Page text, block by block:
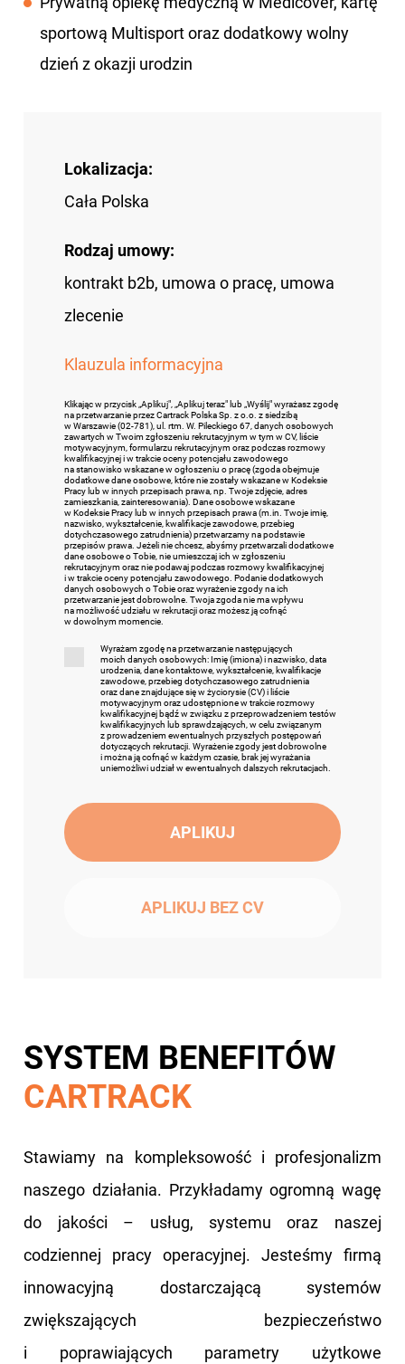
sportową Multisport oraz dodatkowy wolny
dzień z okazji urodzin
Lokalizacja:
Cała Polska
Rodzaj umowy:
kontrakt b2b, umowa o pracę, umowa
zlecenie
Klauzula informacyjna
Klikając w przycisk „Aplikuj", „Aplikuj teraz" lub „Wyślij" wyrażasz zgodę
na przetwarzanie przez Cartrack Polska Sp. z o.o. z siedzibą
w Warszawie (02-781), ul. rtm. W. Pileckiego 67, danych osobowych
zawartych w Twoim zgłoszeniu rekrutacyjnym w tym w CV, liście
motywacyjnym, formularzu rekrutacyjnym oraz podczas rozmowy
kwalifikacyjnej i w trakcie oceny potencjału zawodowego
na stanowisko wskazane w ogłoszeniu o pracę (zgoda obejmuje
dodatkowe dane osobowe, które nie zostały wskazane w Kodeksie
Pracy lub w innych przepisach prawa, np. Twoje zdjęcie, adres
zamieszkania, zainteresowania). Dane osobowe wskazane
w Kodeksie Pracy lub w innych przepisach prawa (m.in. Twoje imię,
nazwisko, wykształcenie, kwalifikacje zawodowe, przebieg
dotychczasowego zatrudnienia) przetwarzamy na podstawie
przepisów prawa. Jeżeli nie chcesz, abyśmy przetwarzali dodatkowe
dane osobowe o Tobie, nie umieszczaj ich w zgłoszeniu
rekrutacyjnym oraz nie podawaj podczas rozmowy kwalifikacyjnej
i w trakcie oceny potencjału zawodowego. Podanie dodatkowych
danych osobowych o Tobie oraz wyrażenie zgody na ich
przetwarzanie jest dobrowolne. Twoja zgoda nie ma wpływu
na możliwość udziału w rekrutacji oraz możesz ją cofnąć
w dowolnym momencie.
Wyrażam zgodę na przetwarzanie następujących
moich danych osobowych: Imię (imiona) i nazwisko, data
urodzenia, dane kontaktowe, wykształcenie, kwalifikacje
zawodowe, przebieg dotychczasowego zatrudnienia
oraz dane znajdujące się w życiorysie (CV) i liście
motywacyjnym oraz udostępnione w trakcie rozmowy
kwalifikacyjnej bądź w związku z przeprowadzeniem testów
kwalifikacyjnych lub sprawdzających, w celu związanym
z prowadzeniem ewentualnych przyszłych postępowań
dotyczących rekrutacji. Wyrażenie zgody jest dobrowolne
i można ją cofnąć w każdym czasie, brak jej wyrażania
uniemożliwi udział w ewentualnych dalszych rekrutacjach.
APLIKUJ
APLIKUJ BEZ CV
SYSTEM BENEFITÓW
CARTRACK
Stawiamy na kompleksowość i profesjonalizm
naszego działania. Przykładamy ogromną wagę
do jakości – usług, systemu oraz naszej
codziennej pracy operacyjnej. Jesteśmy firmą
innowacyjną dostarczającą systemów
zwiększających bezpieczeństwo
i poprawiających parametry użytkowe